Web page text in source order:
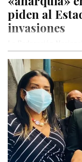
piden al
invasiones
Asociación de
(AsoBarinas)